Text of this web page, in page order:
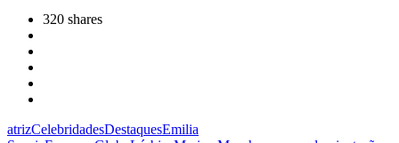
320 shares
atrizCelebridadesDestaquesEmilia